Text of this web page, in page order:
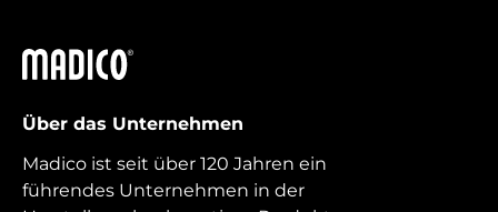
Madico
Über das Unternehmen
Madico ist seit über 120 Jahren ein
führendes Unternehmen in der